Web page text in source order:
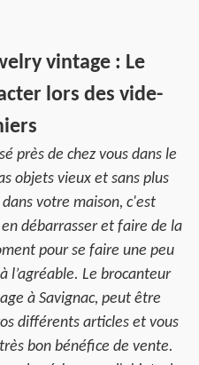
vintage : Le
lors des vide-
près de chez vous dans le
objets vieux et sans plus
votre maison, c'est
débarrasser et faire de la
pour se faire une peu
l’agréable. Le brocanteur
à Savignac, peut être
différents articles et vous
bon bénéfice de vente.